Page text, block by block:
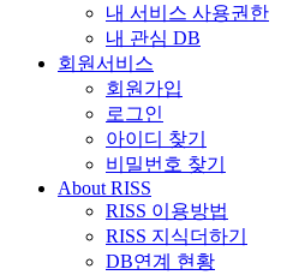
내 서비스 사용권한
내 관심 DB
회원서비스
회원가입
로그인
아이디 찾기
비밀번호 찾기
About RISS
RISS 이용방법
RISS 지식더하기
DB연계 현황